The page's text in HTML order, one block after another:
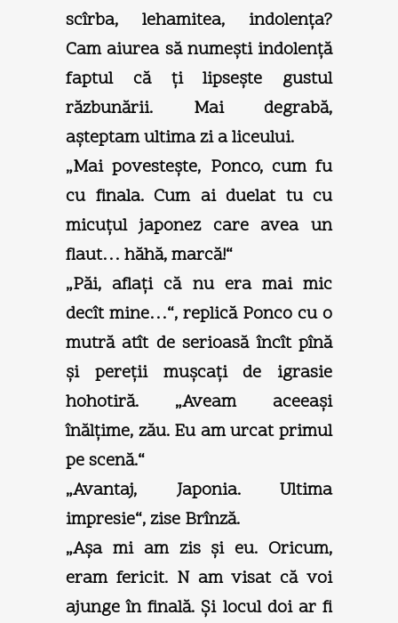
scîrba, lehamitea, indolenţa?
Cam aiurea să numeşti indolenţă
faptul că ţi lipseşte gustul
răzbunării. Mai degrabă,
aşteptam ultima zi a liceului.
„Mai povesteşte, Ponco, cum fu
cu finala. Cum ai duelat tu cu
micuţul japonez care avea un
flaut… hăhă, marcă!“
„Păi, aflaţi că nu era mai mic
decît mine…“, replică Ponco cu o
mutră atît de serioasă încît pînă
şi pereţii muşcaţi de igrasie
hohotiră. „Aveam aceeaşi
înălţime, zău. Eu am urcat primul
pe scenă.“
„Avantaj, Japonia. Ultima
impresie“, zise Brînză.
„Aşa mi am zis şi eu. Oricum,
eram fericit. N am visat că voi
ajunge în finală. Şi locul doi ar fi